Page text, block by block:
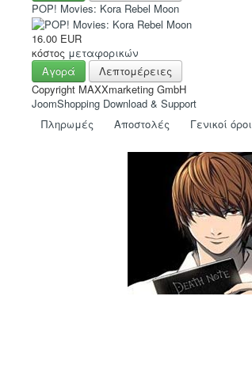
POP! Movies: Kora Rebel Moon
16.00 EUR
κόστος μεταφορικών
Αγορά
Λεπτομέρειες
Copyright MAXXmarketing GmbH
JoomShopping Download & Support
Πληρωμές
Αποστολές Γενικοί όροι